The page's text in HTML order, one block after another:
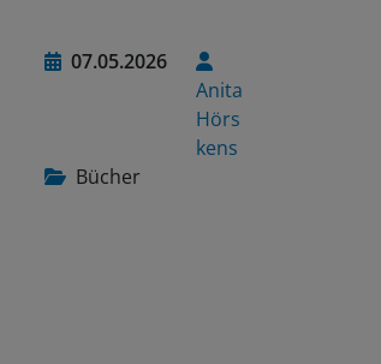
07.05.2026
Anita
Hörs
kens
Bücher